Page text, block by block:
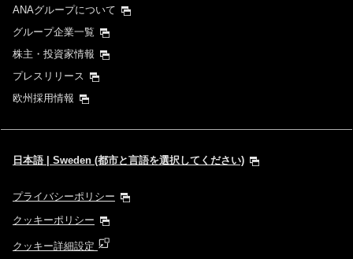
ANAグループについて
グループ企業一覧
株主・投資家情報
プレスリリース
欧州採用情報
日本語 | Sweden (都市と言語を選択してください)
プライバシーポリシー
クッキーポリシー
クッキー詳細設定